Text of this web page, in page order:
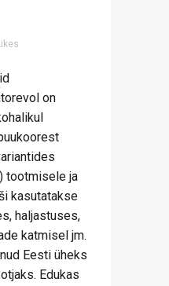
on
tootmisele ja
kasutatakse
haljastuses,
katmisel jm.
Eesti üheks
Edukas